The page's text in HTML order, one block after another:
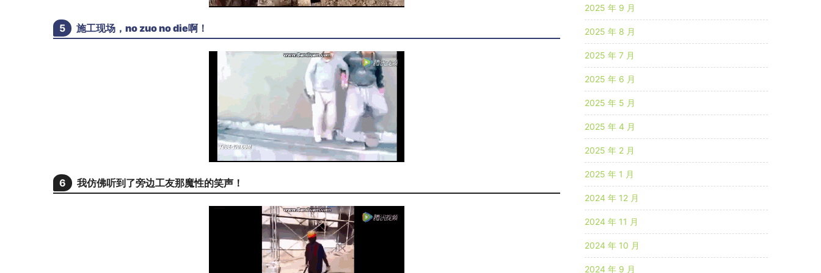
5 施工现场，no zuo no die啊！
6 我仿佛听到了旁边工友那魔性的笑声！
2025 年 9 月
2025 年 8 月
2025 年 7 月
2025 年 6 月
2025 年 5 月
2025 年 4 月
2025 年 2 月
2025 年 1 月
2024 年 12 月
2024 年 11 月
2024 年 10 月
2024 年 9 月